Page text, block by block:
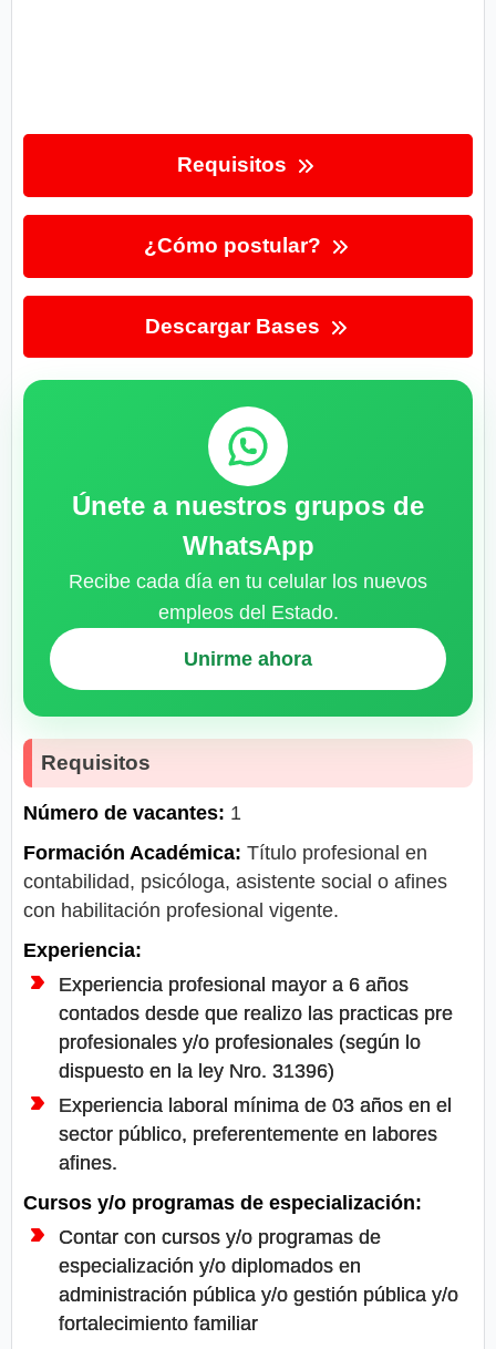
Requisitos
¿Cómo postular?
Descargar Bases
Únete a nuestros grupos de
WhatsApp
Recibe cada día en tu celular los nuevos
empleos del Estado.
Unirme ahora
Requisitos
Número de vacantes: 1
Formación Académica: Título profesional en
contabilidad, psicóloga, asistente social o afines
con habilitación profesional vigente.
Experiencia:
Experiencia profesional mayor a 6 años
contados desde que realizo las practicas pre
profesionales y/o profesionales (según lo
dispuesto en la ley Nro. 31396)
Experiencia laboral mínima de 03 años en el
sector público, preferentemente en labores
afines.
Cursos y/o programas de especialización:
Contar con cursos y/o programas de
especialización y/o diplomados en
administración pública y/o gestión pública y/o
fortalecimiento familiar